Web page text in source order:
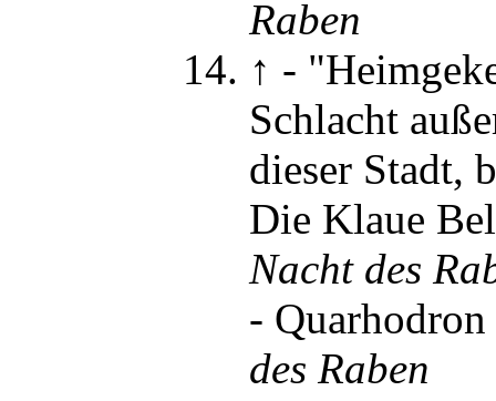
Raben
↑ -
Schlacht
dieser Stadt,
Die Klaue
Nacht des
-
des Raben